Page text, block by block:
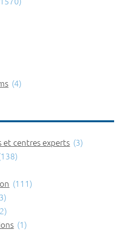
(4)
et centres experts (3)
(111)
(1)